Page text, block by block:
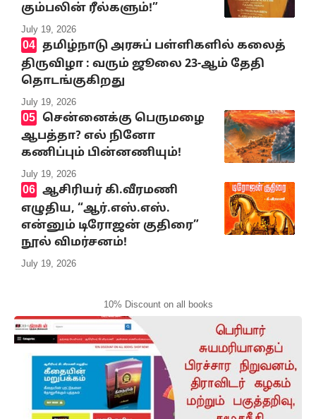
கும்பலின் ரீல்களும்!”
July 19, 2026
தமிழ்நாடு அரசுப் பள்ளிகளில் கலைத்
திருவிழா : வரும் ஜூலை 23-ஆம் தேதி
தொடங்குகிறது
July 19, 2026
சென்னைக்கு பெருமழை
ஆபத்தா? எல் நினோ
கணிப்பும் பின்னணியும்!
July 19, 2026
ஆசிரியர் கி.வீரமணி
எழுதிய, “ஆர்.எஸ்.எஸ்.
என்னும் டிரோஜன் குதிரை”
நூல் விமர்சனம்!
July 19, 2026
10% Discount on all books